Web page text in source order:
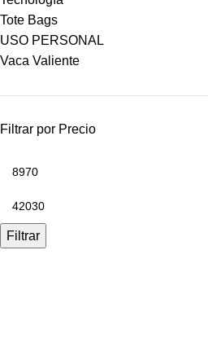
Tote Bags
USO PERSONAL
Vaca Valiente
Filtrar por Precio
Filtrar